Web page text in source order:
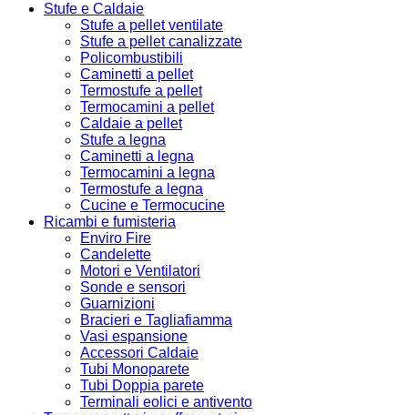
Stufe e Caldaie
Stufe a pellet ventilate
Stufe a pellet canalizzate
Policombustibili
Caminetti a pellet
Termostufe a pellet
Termocamini a pellet
Caldaie a pellet
Stufe a legna
Caminetti a legna
Termocamini a legna
Termostufe a legna
Cucine e Termocucine
Ricambi e fumisteria
Enviro Fire
Candelette
Motori e Ventilatori
Sonde e sensori
Guarnizioni
Bracieri e Tagliafiamma
Vasi espansione
Accessori Caldaie
Tubi Monoparete
Tubi Doppia parete
Terminali eolici e antivento